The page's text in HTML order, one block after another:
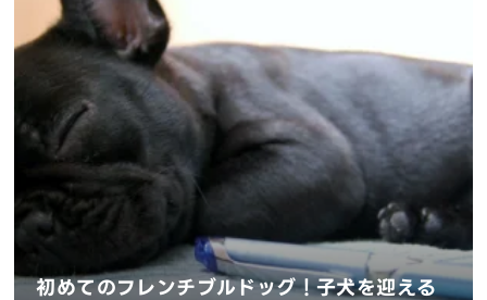
初めてのフレンチブルドッグ！子犬を迎える